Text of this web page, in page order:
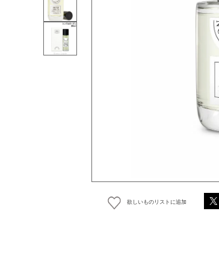
欲しいものリストに追加